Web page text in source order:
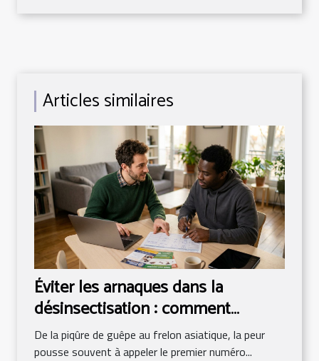
Articles similaires
Éviter les arnaques dans la
désinsectisation : comment
comparer les tarifs intelligemment
De la piqûre de guêpe au frelon asiatique, la peur
pousse souvent à appeler le premier numéro...